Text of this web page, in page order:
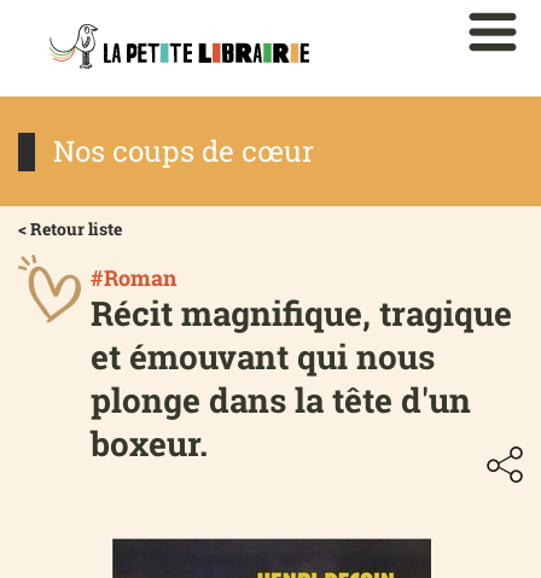
Nos coups de cœur
< Retour liste
#Roman
Récit magnifique, tragique
et émouvant qui nous
plonge dans la tête d'un
boxeur.